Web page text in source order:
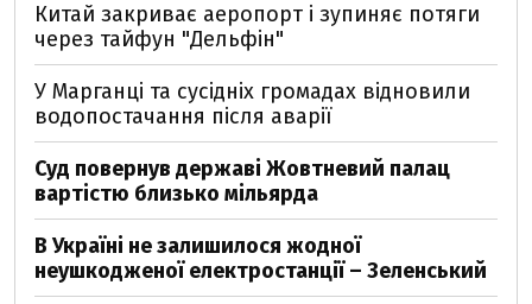
Китай закриває аеропорт і зупиняє потяги
через тайфун "Дельфін"
У Марганці та сусідніх громадах відновили
водопостачання після аварії
Суд повернув державі Жовтневий палац
вартістю близько мільярда
В Україні не залишилося жодної
неушкодженої електростанції – Зеленський